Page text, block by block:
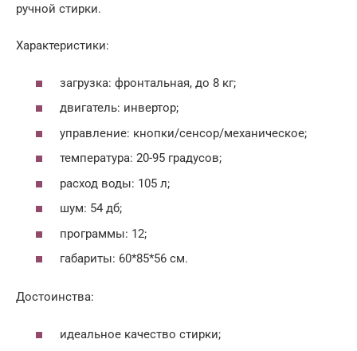
ручной стирки.
Характеристики:
загрузка: фронтальная, до 8 кг;
двигатель: инвертор;
управление: кнопки/сенсор/механическое;
температура: 20-95 градусов;
расход воды: 105 л;
шум: 54 дб;
программы: 12;
габариты: 60*85*56 см.
Достоинства:
идеальное качество стирки;